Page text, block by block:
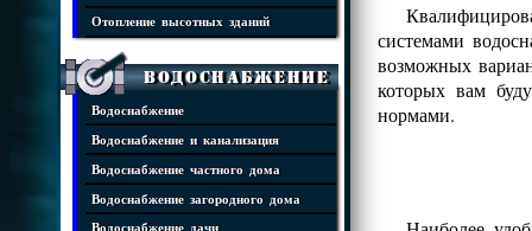
Отопление высотных зданий
Водоснабжение
Водоснабжение
Водоснабжение и канализация
Водоснабжение частного дома
Водоснабжение загородного дома
Водоснабжение дачи
системами
возможных
которых вам
нормами.